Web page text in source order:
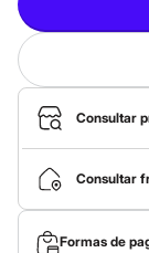
Alfaiataria
Novidades
Roupas
Blusas e
Básicos
Calças
Casacos e
Jeans
Macacões
Saias
Shorts e
Vestidos
Consultar
Consultar
Formas de